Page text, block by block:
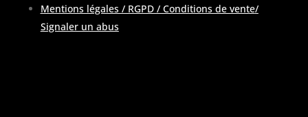
Mentions légales / RGPD / Conditions de vente/
Signaler un abus